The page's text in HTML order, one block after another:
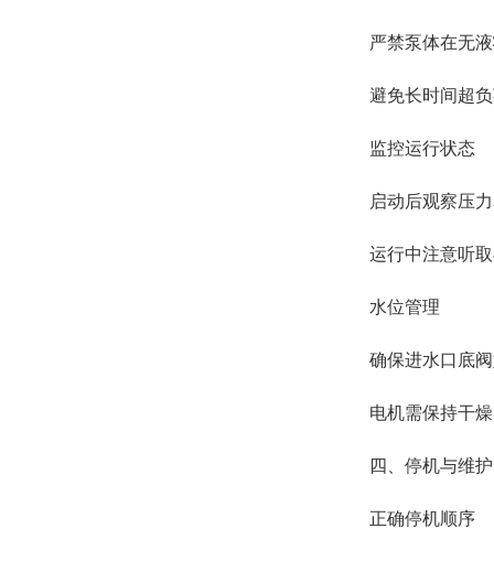
严禁泵体在无液
避免长时间超负
监控运行状态‌
启动后观察压力
运行中注意听取
水位管理‌
确保进水口底阀
电机需保持干燥
四、停机与维护‌
正确停机顺序‌